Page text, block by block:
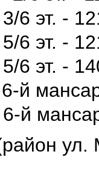
6 эт. -
6 эт. -
6 эт. -
й
й
ул.